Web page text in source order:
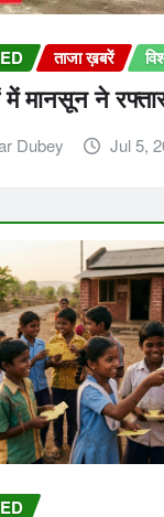
ताजा ख़बरें
मानसून ने
Dubey Jul 5,